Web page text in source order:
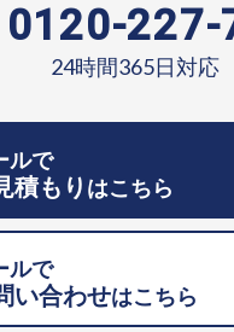
0120-227-
24時間365日対応
ルで
積もりはこちら
ルで
い合わせはこちら